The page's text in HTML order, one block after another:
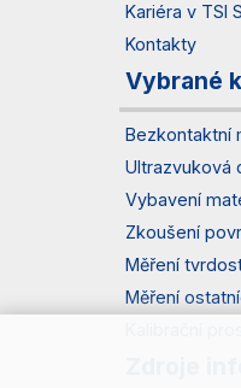
Kariéra v TSI
Kontakty
Vybrané
Bezkontaktní
Ultrazvuková
Vybavení
Zkoušení
Měření
Měření